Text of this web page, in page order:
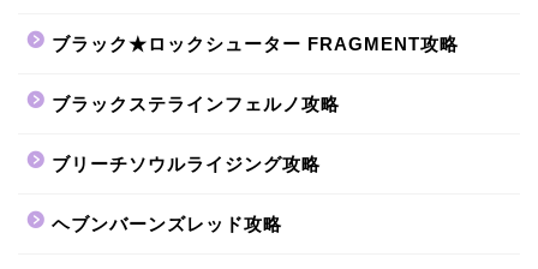
ブラック★ロックシューター FRAGMENT攻略
ブラックステラインフェルノ攻略
ブリーチソウルライジング攻略
ヘブンバーンズレッド攻略